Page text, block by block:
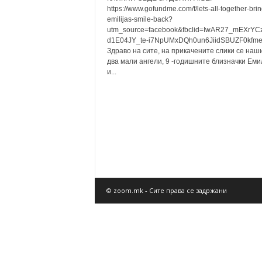
https://www.gofundme.com/f/lets-all-together-
emilijas-smile-back?
d1E04JY_te-
Здраво на сите, на прикачените слики се
два мали ангели, 9 -годишните близначки
и...
© zoom.mk - Сите права се задржани